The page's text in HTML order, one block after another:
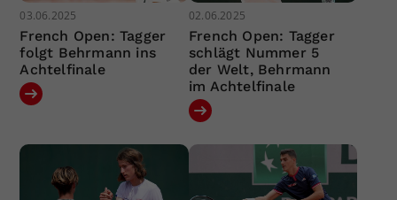
03.06.2025
French Open: Tagger
folgt Behrmann ins
Achtelfinale
02.06.2025
French Open: Tagger
schlägt Nummer 5
der Welt, Behrmann
im Achtelfinale